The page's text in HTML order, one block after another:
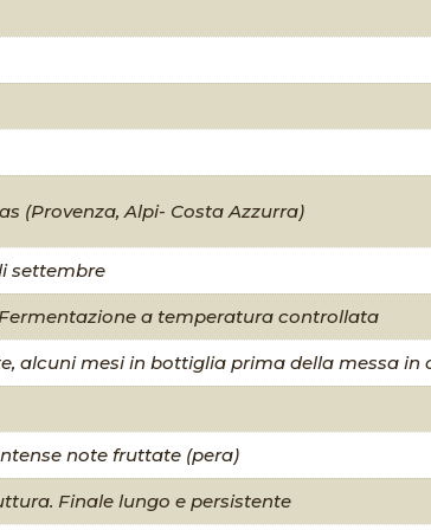
(Provenza, Alpi- Costa Azzurra)
settembre
a temperatura controllata
alcuni mesi in bottiglia prima della messa in
note fruttate (pera)
Finale lungo e persistente